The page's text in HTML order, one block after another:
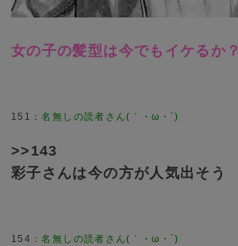
女の子の髪型は今でもイケるか？
151
>>143
彩子さんは今の方が人気出そう
154